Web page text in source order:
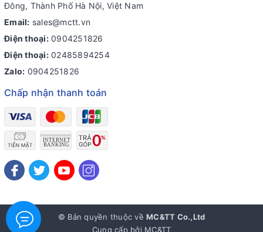
Đông, Thành Phố Hà Nội, Việt Nam
Email: sales@mctt.vn
Điện thoại: 0904251826
Điện thoại: 02485894254
Zalo: 0904251826
Chấp nhận thanh toán
© Bản quyền thuộc về MC&TT Co.,Ltd
Cung cấp bởi MC&TT